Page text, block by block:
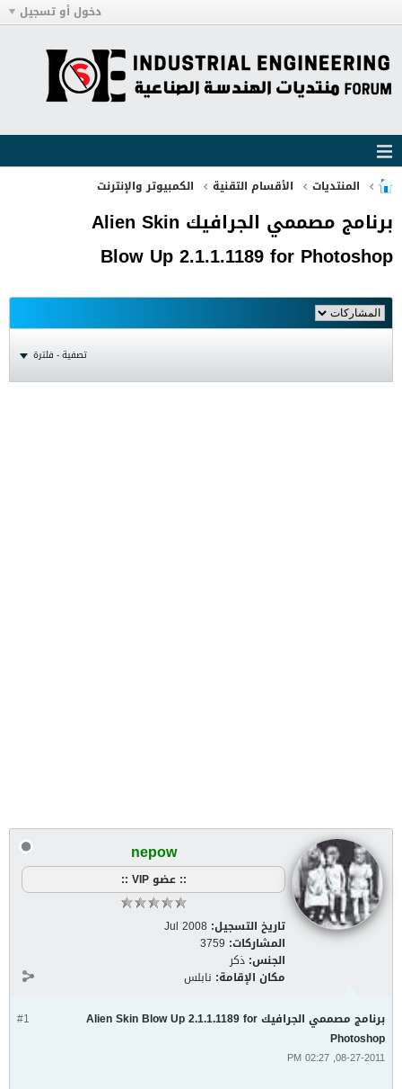
دخول أو تسجيل
المنتديات الأقسام التقنية الكمبيوتر والإنترنت
برنامج مصممي الجرافيك Alien Skin
Blow Up 2.1.1.1189 for Photoshop
تصفية - فلترة
nepow
:: عضو VIP ::
تاريخ التسجيل: Jul 2008
المشاركات: 3759
الجنس: ذكر
مكان الإقامة: نابلس
#1
برنامج مصممي الجرافيك Alien Skin Blow Up 2.1.1.1189 for
Photoshop
08-27-2011, 02:27 PM